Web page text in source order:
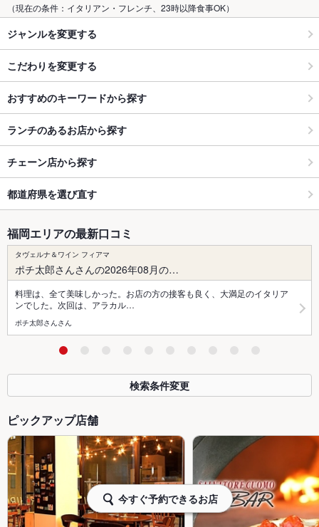
（現在の条件：イタリアン・フレンチ、23時以降食事OK）
ジャンルを変更する
こだわりを変更する
おすすめのキーワードから探す
ランチのあるお店から探す
チェーン店から探す
都道府県を選び直す
福岡エリアの最新口コミ
タヴェルナ＆ワイン フィアマ
ポチ太郎さんさんの2026年08月の…
料理は、全て美味しかった。お店の方の接客も良く、大満足のイタリア
ンでした。次回は、アラカル…
ポチ太郎さんさん
検索条件変更
ピックアップ店舗
今すぐ予約できるお店